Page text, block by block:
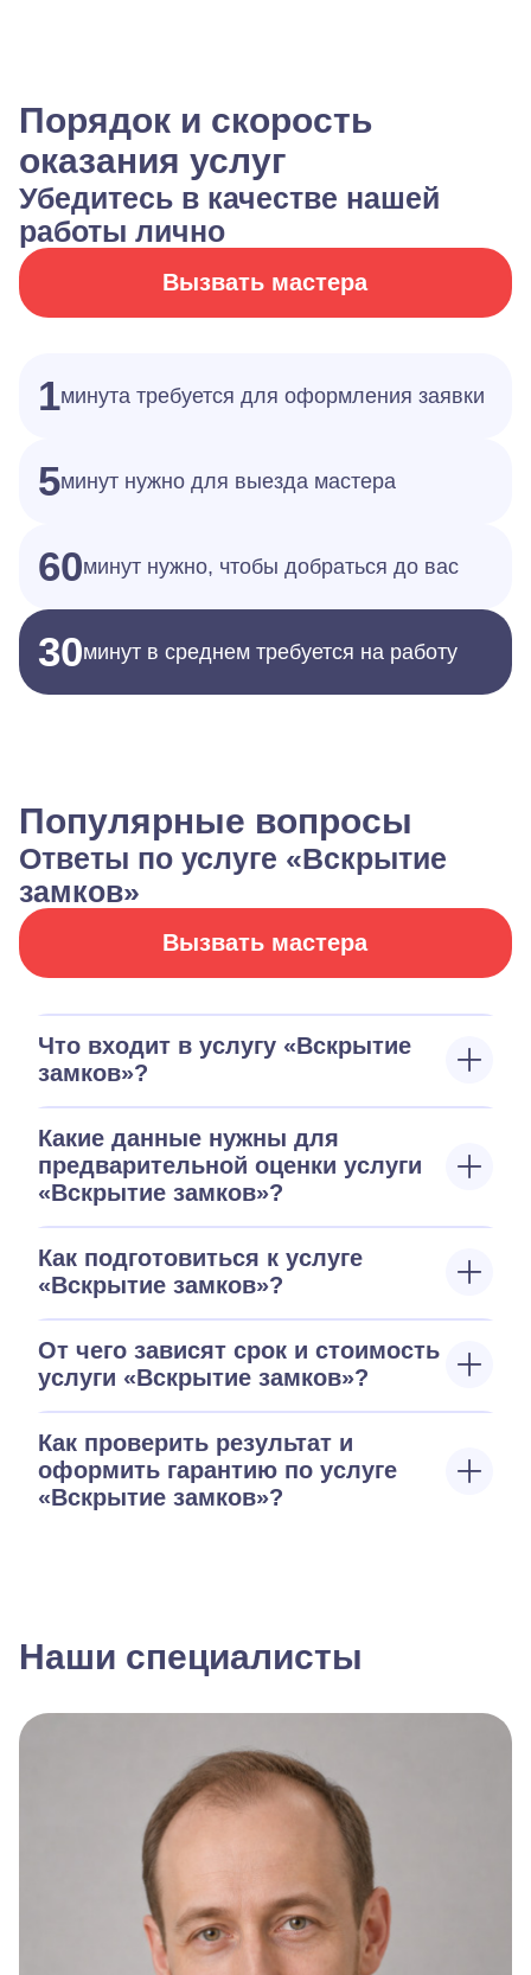
Порядок и скорость
оказания услуг
Убедитесь в качестве нашей
работы лично
Вызвать мастера
1минута требуется для оформления заявки
5минут нужно для выезда мастера
60минут нужно, чтобы добраться до вас
30минут в среднем требуется на работу
Популярные вопросы
Ответы по услуге «Вскрытие
замков»
Вызвать мастера
Что входит в услугу «Вскрытие
замков»?
Какие данные нужны для
предварительной оценки услуги
«Вскрытие замков»?
Как подготовиться к услуге
«Вскрытие замков»?
От чего зависят срок и стоимость
услуги «Вскрытие замков»?
Как проверить результат и
оформить гарантию по услуге
«Вскрытие замков»?
Наши специалисты